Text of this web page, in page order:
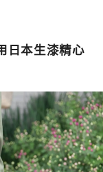
園之一的岡山
術的倉敷美觀
日本生漆精心